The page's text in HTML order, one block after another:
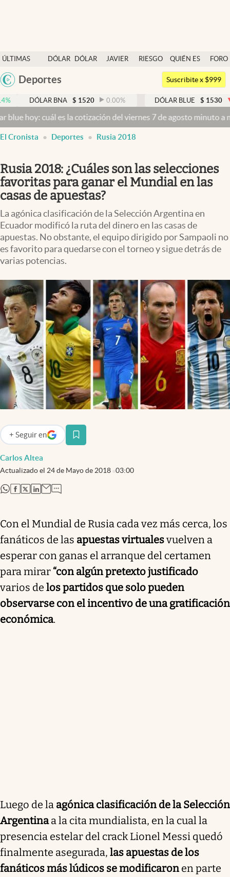
ÚLTIMAS
NOTICIAS
DÓLAR
DÓLAR
JAVIER
RIESGO
QUIÉN ES
QUIÉN
FORO
Argentina
México
Deportes
Dólar
Members
Economía y Política
Finanzas y Mercados
Mercados Online
Columnistas
Otras secciones
Apertura
Infotechnology
Mundial 2026
Eventos Corporativos
El Cronista Studio
Mediakit
abre en nueva pestaña
Argentina
Suscribite x $999
BNA $ 1520 0.00% DÓLAR BLUE $ 1530 -0.65%
es la cotización del viernes 7 de agosto minuto a minutoDólar
El Cronista Deportes Rusia 2018
Rusia 2018: ¿Cuáles son las selecciones
favoritas para ganar el Mundial en las
casas de apuestas?
La agónica clasificación de la Selección Argentina en
Ecuador modificó la ruta del dinero en las casas de
apuestas. No obstante, el equipo dirigido por Sampaoli no
es favorito para quedarse con el torneo y sigue detrás de
varias potencias.
Carlos Altea
Actualizado el 24 de Mayo de 2018 03:00
+ Seguir en
abre en nueva pestaña
abre en nueva pestaña
abre en nueva pestaña
abre en nueva pestaña
abre en nueva pestaña
Con el Mundial de Rusia cada vez más cerca, los
fanáticos de las apuestas virtualesvuelven a
esperar con ganas el arranque del certamen
para mirar “con algún pretexto justificado
varios de los partidos que solo pueden
observarse con el incentivo de una gratificación
económica.
Luego de la agónica clasificación de la Selección
Argentinaa la cita mundialista, en la cual la
presencia estelar del crack Lionel Messi quedó
finalmente asegurada, las apuestas de los
fanáticos más lúdicos se modificaronen parte